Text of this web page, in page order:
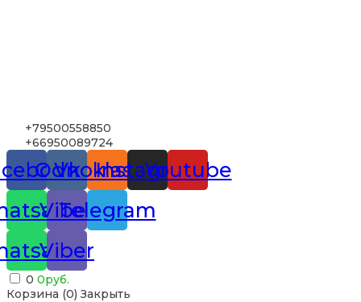
+79500558850
+66950089724
Vk
Odnoklassniki
Instagram
Youtube
Viber
Telegram
Viber
0 0руб.
Корзина (0) Закрыть